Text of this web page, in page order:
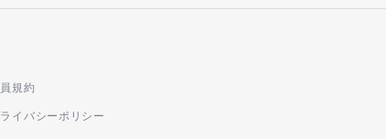
規約
イバシーポリシー